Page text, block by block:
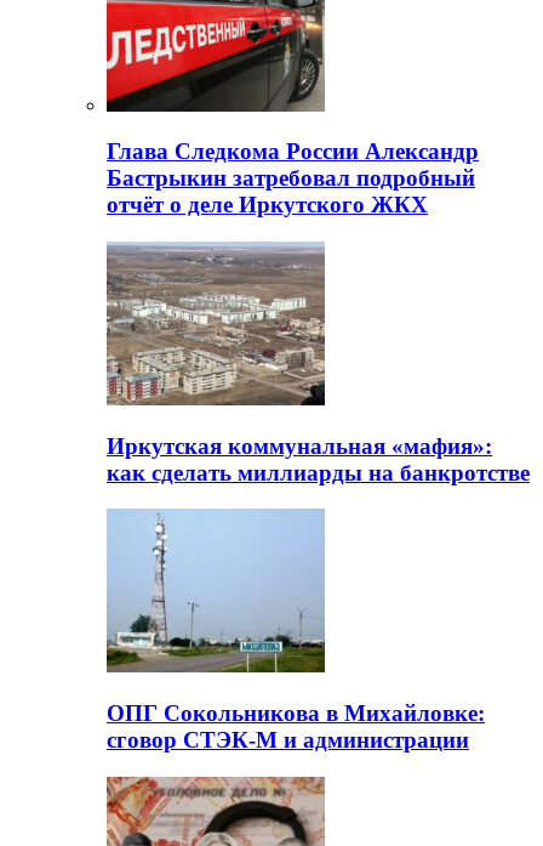
Глава Следкома России Александр
Бастрыкин затребовал подробный
отчёт о деле Иркутского ЖКХ
Иркутская коммунальная «мафия»:
как сделать миллиарды на банкротстве
ОПГ Сокольникова в Михайловке:
сговор СТЭК-М и администрации